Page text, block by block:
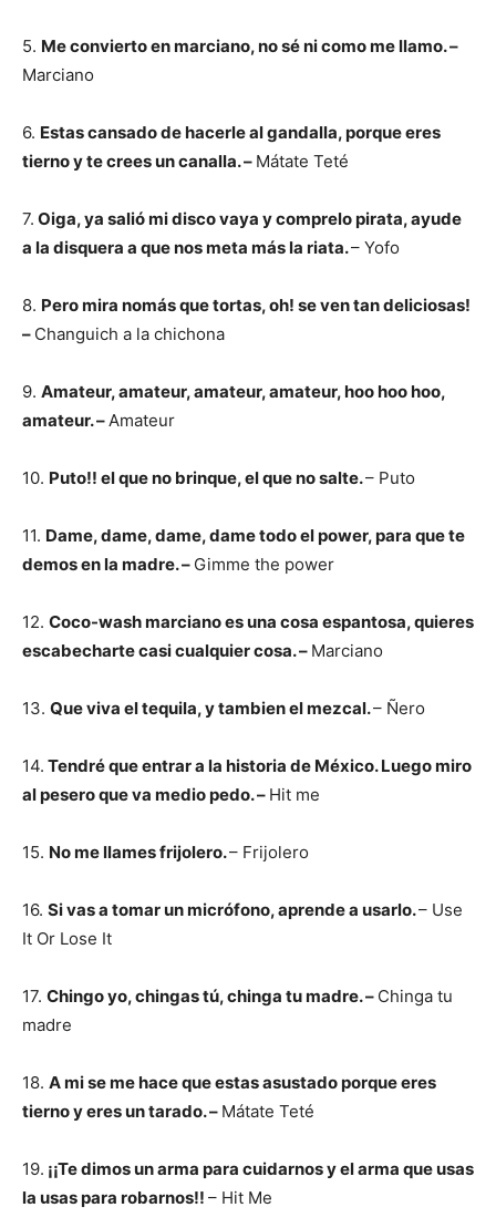
5. Me convierto en marciano, no sé ni como me llamo. –
Marciano
6. Estas cansado de hacerle al gandalla, porque eres
tierno y te crees un canalla. – Mátate Teté
7. Oiga, ya salió mi disco vaya y comprelo pirata, ayude
a la disquera a que nos meta más la riata.– Yofo
8. Pero mira nomás que tortas, oh! se ven tan deliciosas!
– Changuich a la chichona
9. Amateur, amateur, amateur, amateur, hoo hoo hoo,
amateur. –Amateur
10. Puto!! el que no brinque, el que no salte.– Puto
11. Dame, dame, dame, dame todo el power, para que te
demos en la madre. – Gimme the power
12. Coco-wash marciano es una cosa espantosa, quieres
escabecharte casi cualquier cosa. – Marciano
13. Que viva el tequila, y tambien el mezcal.– Ñero
14. Tendré que entrar a la historia de México. Luego miro
al pesero que va medio pedo. – Hit me
15. No me llames frijolero.– Frijolero
16. Si vas a tomar un micrófono, aprende a usarlo.– Use
It Or Lose It
17. Chingo yo, chingas tú, chinga tu madre. – Chinga tu
madre
18. A mi se me hace que estas asustado porque eres
tierno y eres un tarado. – Mátate Teté
19. ¡¡Te dimos un arma para cuidarnos y el arma que usas
la usas para robarnos!! – Hit Me